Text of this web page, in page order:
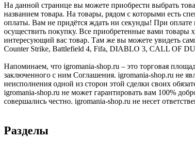
На данной странице вы можете приобрести выбрать
названием товара. На товары, рядом с которыми есть
оплаты. Вам не придётся ждать ни секунды! При оплате
осуществить покупку. Все приобретенные вами
интересующий вас товар. Там же вы можете увидеть
Counter Strike, Battlefield 4, Fifa, DIABLO 3, CALL OF
Напоминаем, что igromania-shop.ru – это торговая
заключенного с ним Соглашения. igromania-shop.ru не
неисполнения одной из сторон этой сделки своих
igromania-shop.ru не может гарантировать вам 100%
совершались честно. igromania-shop.ru не несет
Разделы